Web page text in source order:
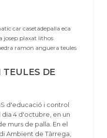
car casetadepalla eca
josep plaxat lithos
ramon anguera teules
TEULES DE
d'educació i control
4 d'octubre, en un
murs de palla. En el
Ambient de Tàrrega,